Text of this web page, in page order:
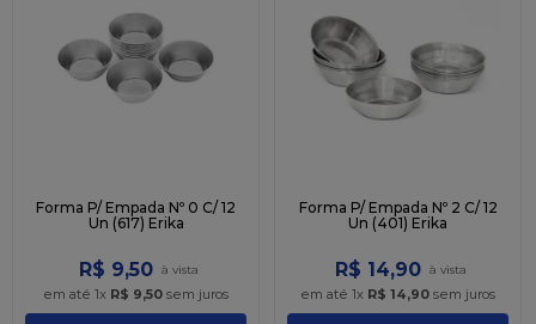
Forma P/ Empada Nº 0 C/ 12
Un (617) Erika
R$ 9,50
em até 1x R$ 9,50 sem juros
Forma P/ Empada Nº 2 C/ 12
Un (401) Erika
R$ 14,90
em até 1x R$ 14,90 sem juros
caixa kraft
chocolate